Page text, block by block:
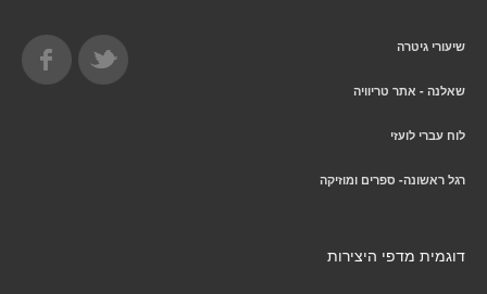
שיעורי גיטרה
שאלנה - אתר טריוויה
לוח עברי לועזי
רגל ראשונה- ספרים ומוזיקה
דוגמית מדפי היצירות